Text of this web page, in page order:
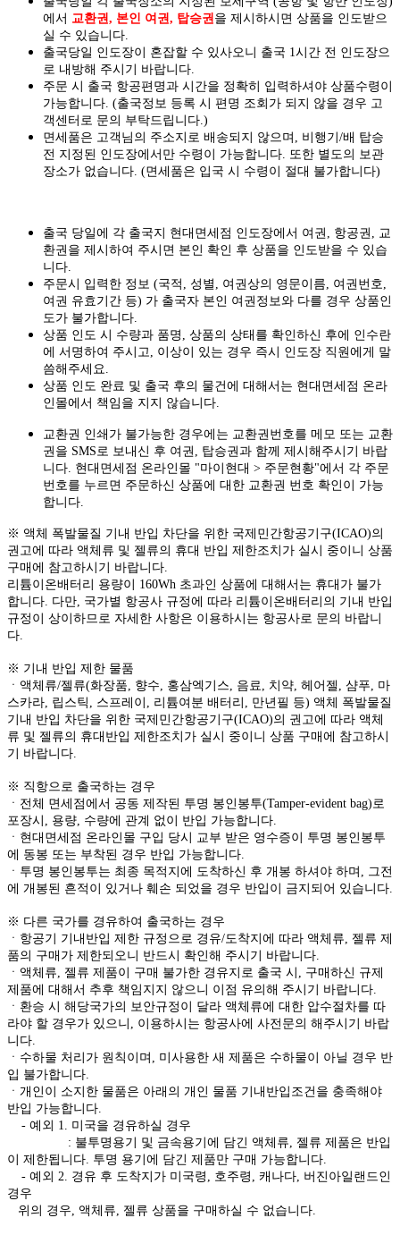
에서 교환권, 본인 여권, 탑승권 을 제시하시면 상품을 인도 받으
실 수 있습니다.
출국당일 인도장이 혼잡할 수 있사오니 출국 1시간 전 인도장으
로 내방해 주시기 바랍니다.
주문 시 출국 항공편명과 시간을 정확히 입력하셔야 상품수령이
가능합니다. (출국정보 등록 시 편명 조회가 되지 않을 경우 고
객센터로 문의 부탁드립니다.)
면세품은 고객님의 주소지로 배송되지 않으며, 비행기/배 탑승
전 지정된 인도장에서만 수령이 가능합니다. 또한 별도의 보관
장소가 없습니다. (면세품은 입국 시 수령이 절대 불가합니다)
출국 당일에 각 출국지 현대면세점 인도장에서 여권, 항공권, 교
환권을 제시하여 주시면 본인 확인 후 상품을 인도받을 수 있습
니다.
주문시 입력한 정보 (국적, 성별, 여권상의 영문이름, 여권번호,
여권 유효기간 등) 가 출국자 본인 여권정보와 다를 경우 상품인
도가 불가합니다.
상품 인도 시 수량과 품명, 상품의 상태를 확인하신 후에 인수란
에 서명하여 주시고, 이상이 있는 경우 즉시 인도장 직원에게 말
씀해주세요.
상품 인도 완료 및 출국 후의 물건에 대해서는 현대면세점 온라
인몰에서 책임을 지지 않습니다.
교환권 인쇄가 불가능한 경우에는 교환권번호를 메모 또는 교환
권을 SMS로 보내신 후 여권, 탑승권과 함께 제시해주시기 바랍
니다. 현대면세점 온라인몰 "마이현대 > 주문현황"에서 각 주문
번호를 누르면 주문하신 상품에 대한 교환권 번호 확인이 가능
합니다.
※ 액체 폭발물질 기내 반입 차단을 위한 국제민간항공기구(ICAO)의
권고에 따라 액체류 및 젤류의 휴대 반입 제한조치가 실시 중이니 상품
구매에 참고하시기 바랍니다.
리튬이온배터리 용량이 160Wh 초과인 상품에 대해서는 휴대가 불가
합니다. 다만, 국가별 항공사 규정에 따라 리튬이온배터리의 기내 반입
규정이 상이하므로 자세한 사항은 이용하시는 항공사로 문의 바랍니
다.
※ 기내 반입 제한 물품
ㆍ액체류/젤류(화장품, 향수, 홍삼엑기스, 음료, 치약, 헤어젤, 샴푸, 마
스카라, 립스틱, 스프레이, 리튬여분 배터리, 만년필 등) 액체 폭발물질
기내 반입 차단을 위한 국제민간항공기구(ICAO)의 권고에 따라 액체
류 및 젤류의 휴대반입 제한조치가 실시 중이니 상품 구매에 참고하시
기 바랍니다.
※ 직항으로 출국하는 경우
ㆍ전체 면세점에서 공동 제작된 투명 봉인봉투(Tamper-evident bag)로
포장시, 용량, 수량에 관계 없이 반입 가능합니다.
ㆍ현대면세점 온라인몰 구입 당시 교부 받은 영수증이 투명 봉인봉투
에 동봉 또는 부착된 경우 반입 가능합니다.
ㆍ투명 봉인봉투는 최종 목적지에 도착하신 후 개봉 하셔야 하며, 그전
에 개봉된 흔적이 있거나 훼손 되었을 경우 반입이 금지되어 있습니다.
※ 다른 국가를 경유하여 출국하는 경우
ㆍ항공기 기내반입 제한 규정으로 경유/도착지에 따라 액체류, 젤류 제
품의 구매가 제한되오니 반드시 확인해 주시기 바랍니다.
ㆍ액체류, 젤류 제품이 구매 불가한 경유지로 출국 시, 구매하신 규제
제품에 대해서 추후 책임지지 않으니 이점 유의해 주시기 바랍니다.
ㆍ환승 시 해당국가의 보안규정이 달라 액체류에 대한 압수절차를 따
라야 할 경우가 있으니, 이용하시는 항공사에 사전문의 해주시기 바랍
니다.
ㆍ수하물 처리가 원칙이며, 미사용한 새 제품은 수하물이 아닐 경우 반
입 불가합니다.
ㆍ개인이 소지한 물품은 아래의 개인 물품 기내반입조건을 충족해야
반입 가능합니다.
- 예외 1. 미국을 경유하실 경우
: 불투명용기 및 금속용기에 담긴 액체류, 젤류 제품은 반입
이 제한됩니다. 투명 용기에 담긴 제품만 구매 가능합니다.
- 예외 2. 경유 후 도착지가 미국령, 호주령, 캐나다, 버진아일랜드인
경우
위의 경우, 액체류, 젤류 상품을 구매하실 수 없습니다.